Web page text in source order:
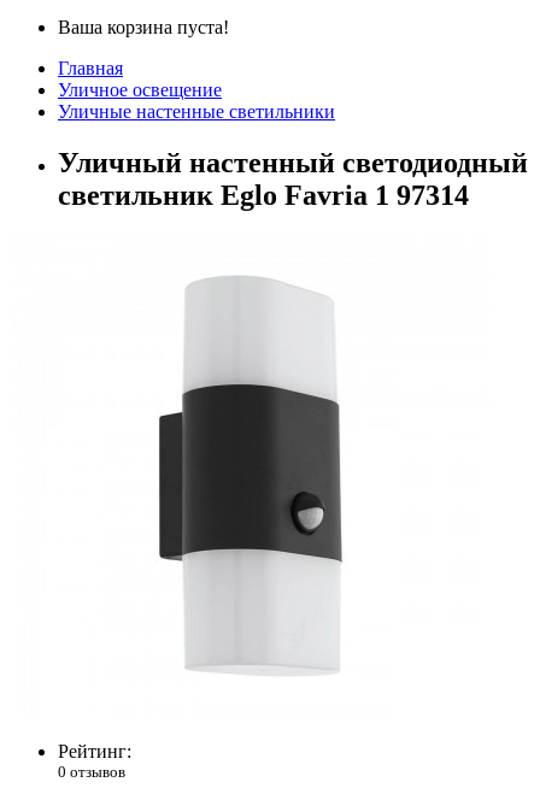
Ваша корзина пуста!
Главная
Уличное освещение
Уличные настенные светильники
Уличный настенный светодиодный
светильник Eglo Favria 1 97314
Рейтинг:
0 отзывов